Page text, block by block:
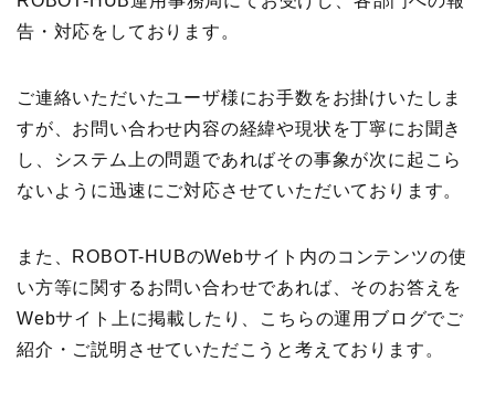
告・対応をしております。
ご連絡いただいたユーザ様にお手数をお掛けいたしま
すが、お問い合わせ内容の経緯や現状を丁寧にお聞き
し、システム上の問題であればその事象が次に起こら
ないように迅速にご対応させていただいております。
また、 ROBOT-HUBのWebサイト内のコンテンツの使
い方等に関するお問い合わせであれば、そのお答えを
Webサイト上に掲載したり、こちらの運用ブログでご
紹介・ご説明させていただこうと考えております。